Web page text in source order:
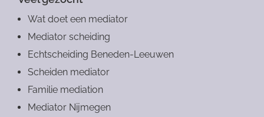
Wat doet een mediator
Mediator scheiding
Echtscheiding Beneden-Leeuwen
Scheiden mediator
Familie mediation
Mediator Nijmegen